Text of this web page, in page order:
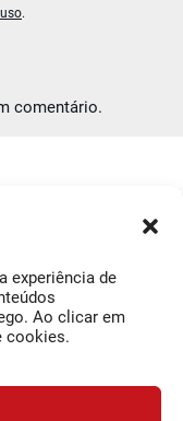
experiência de
Ao clicar em
cookies.
comentário.
.
da Bairrada